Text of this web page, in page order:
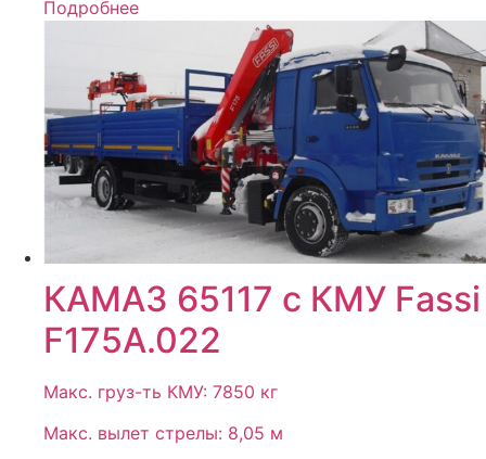
Подробнее
КАМАЗ 65117 с КМУ Fassi
F175A.022
Макс. груз-ть КМУ: 7850 кг
Макс. вылет стрелы: 8,05 м